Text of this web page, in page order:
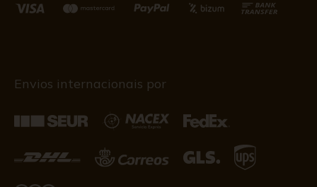
Envios internacionais por